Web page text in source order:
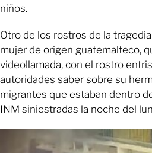
niños.
Otro de los rostros de la
mujer de origen guatemalteco,
videollamada, con el rostro
autoridades saber sobre su
migrantes que estaban dentro
INM siniestradas la noche del